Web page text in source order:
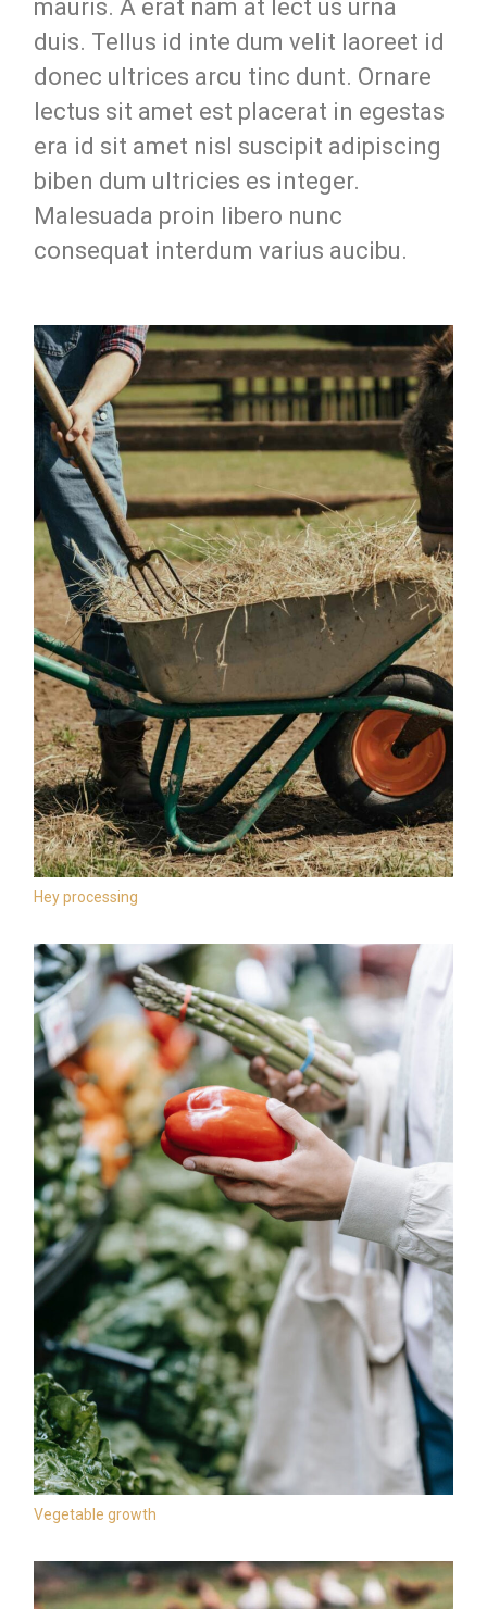
mauris. A erat nam at lect us urna
duis. Tellus id inte dum velit laoreet id
donec ultrices arcu tinc dunt. Ornare
lectus sit amet est placerat in egestas
era id sit amet nisl suscipit adipiscing
biben dum ultricies es integer.
Malesuada proin libero nunc
consequat interdum varius aucibu.
Hey processing
Vegetable growth